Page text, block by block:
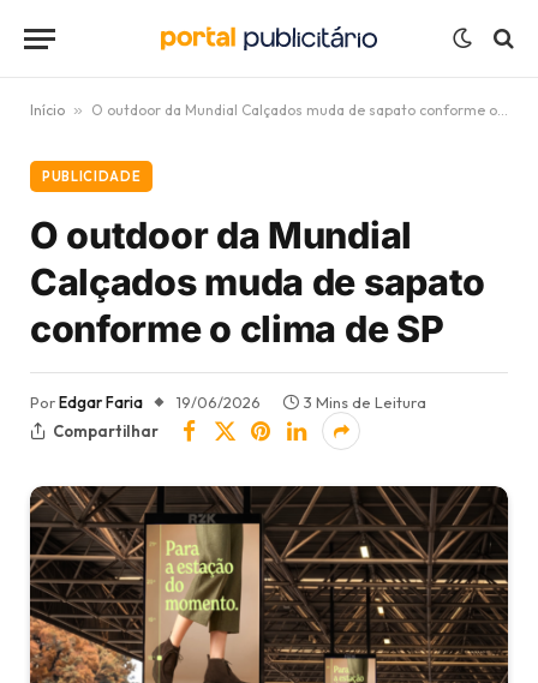
Início » O outdoor da Mundial Calçados muda de sapato conforme o clima de SP
PUBLICIDADE
O outdoor da Mundial
Calçados muda de sapato
conforme o clima de SP
PorEdgar Faria 19/06/2026
3 Mins de Leitura
Compartilhar